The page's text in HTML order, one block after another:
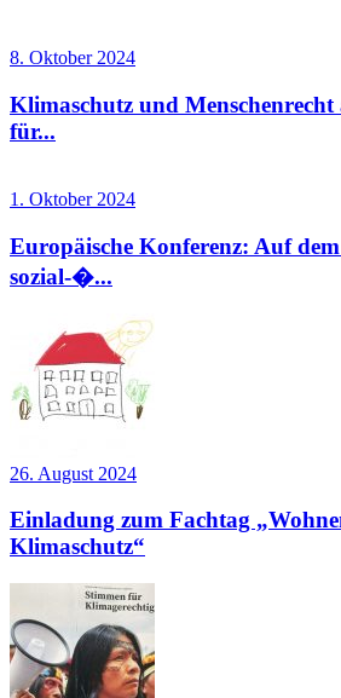
8. Oktober 2024
Klimaschutz und
für...
1. Oktober 2024
Europäische Konferenz: Auf
sozial-�...
26. August 2024
Einladung zum Fachtag
Klimaschutz“